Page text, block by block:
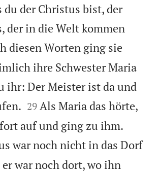
du der Christus bist, der
der in die Welt kommen
diesen Worten ging sie
ihre Schwester Maria
ihr: Der Meister ist da und


29 Als Maria das hörte,
auf und ging zu ihm.
war noch nicht in das Dorf
war noch dort, wo ihn